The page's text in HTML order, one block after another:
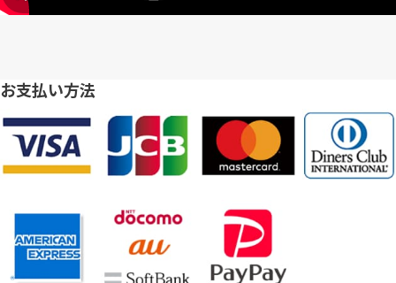
お支払い方法